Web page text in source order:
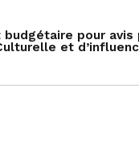
pour
et